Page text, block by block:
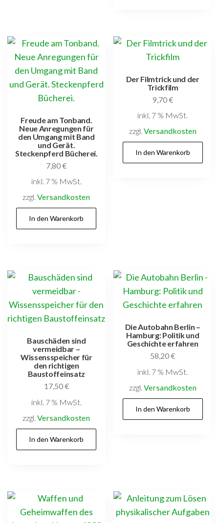
Freude am Tonband.
Neue Anregungen für
den Umgang mit Band
und Gerät.
Steckenpferd Bücherei.
7,80€
inkl. 7 % MwSt.
zzgl.Versandkosten
In den Warenkorb
Der Filmtrick und der
Trickfilm
9,70€
inkl. 7 % MwSt.
zzgl. Versandkosten
In den Warenkorb
Bauschäden sind
vermeidbar –
Wissensspeicher für
den richtigen
Baustoffeinsatz
17,50€
inkl. 7 % MwSt.
zzgl.Versandkosten
In den Warenkorb
Die Autobahn Berlin –
Hamburg: Politik und
Geschichte erfahren
58,20€
inkl. 7 % MwSt.
zzgl. Versandkosten
In den Warenkorb